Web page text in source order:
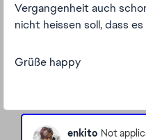
Vergangenheit auch
nicht heissen soll, dass
Grüße happy
enkito Not